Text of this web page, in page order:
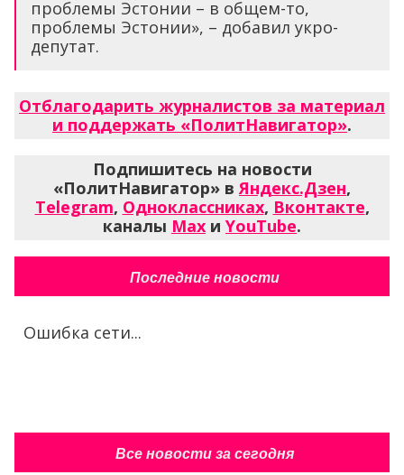
проблемы Эстонии – в общем-то,
проблемы Эстонии», – добавил укро-
депутат.
Отблагодарить журналистов за материал
и поддержать «ПолитНавигатор».
Подпишитесь на новости
«ПолитНавигатор» вЯндекс.Дзен,
Telegram, Одноклассниках, Вконтакте,
каналы Max и YouTube.
Последние новости
Ошибка сети...
Все новости за сегодня